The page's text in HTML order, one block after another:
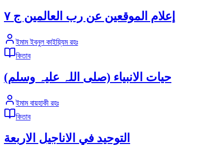
إعلام الموقعين عن رب العالمين ج ٧
ইমাম ইবনুল কাইয়্যিম রহঃ
কিতাব
حیات الانبیاء (صلی اللہ علیہ وسلم)
ইমাম বায়হাকী রহঃ
কিতাব
التوحيد في الاناجيل الاربعة